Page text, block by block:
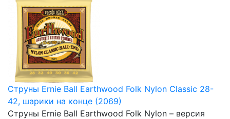
Струны Ernie Ball Earthwood Folk Nylon Classic 28-
42, шарики на конце (2069)
Струны Ernie Ball Earthwood Folk Nylon – версия